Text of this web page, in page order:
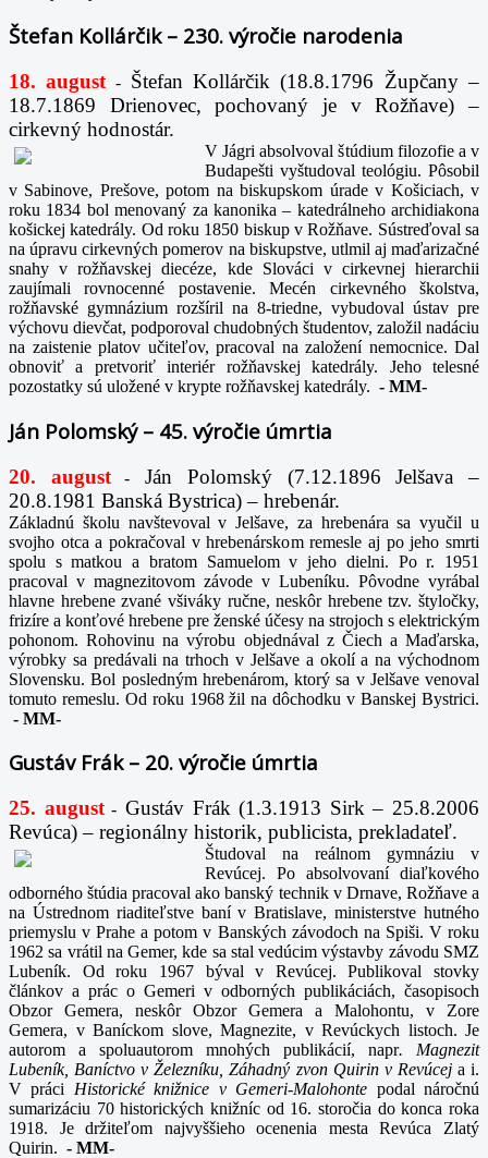
Štefan Kollárčik – 230. výročie narodenia
18. august -
Štefan Kollárčik (18.8.1796 Župčany –
18.7.1869 Drienovec, pochovaný je v Rožňave) –
cirkevný hodnostár.
V Jágri absolvoval štúdium filozofie a v
Budapešti vyštudoval teológiu. Pôsobil
v Sabinove, Prešove, potom na biskupskom úrade v Košiciach, v
roku 1834 bol menovaný za kanonika – katedrálneho archidiakona
košickej katedrály. Od roku 1850 biskup v Rožňave. Sústreďoval sa
na úpravu cirkevných pomerov na biskupstve, utlmil aj maďarizačné
snahy v rožňavskej diecéze, kde Slováci v cirkevnej hierarchii
zaujímali rovnocenné postavenie. Mecén cirkevného školstva,
rožňavské gymnázium rozšíril na 8-triedne, vybudoval ústav pre
výchovu dievčat, podporoval chudobných študentov, založil nadáciu
na zaistenie platov učiteľov, pracoval na založení nemocnice. Dal
obnoviť a pretvoriť interiér rožňavskej katedrály. Jeho telesné
pozostatky sú uložené v krypte rožňavskej katedrály. - MM-
Ján Polomský – 45. výročie úmrtia
20. august-
Ján Polomský (7.12.1896 Jelšava –
20.8.1981 Banská Bystrica) – hrebenár.
Základnú školu navštevoval v Jelšave, za hrebenára sa vyučil u
svojho otca a pokračoval v hrebenárskom remesle aj po jeho smrti
spolu s matkou a bratom Samuelom v jeho dielni. Po r. 1951
pracoval v magnezitovom závode v Lubeníku. Pôvodne vyrábal
hlavne hrebene zvané všiváky ručne, neskôr hrebene tzv. štyločky,
frizíre a konťové hrebene pre ženské účesy na strojoch s elektrickým
pohonom. Rohovinu na výrobu objednával z Čiech a Maďarska,
výrobky sa predávali na trhoch v Jelšave a okolí a na východnom
Slovensku. Bol posledným hrebenárom, ktorý sa v Jelšave venoval
tomuto remeslu. Od roku 1968 žil na dôchodku v Banskej Bystrici.
- MM-
Gustáv Frák – 20. výročie úmrtia
25. august- Gustáv Frák (1.3.1913 Sirk – 25.8.2006
Revúca) – regionálny historik, publicista, prekladateľ.
Študoval na reálnom gymnáziu v
Revúcej. Po absolvovaní diaľkového
odborného štúdia pracoval ako banský technik v Drnave, Rožňave a
na Ústrednom riaditeľstve baní v Bratislave, ministerstve hutného
priemyslu v Prahe a potom v Banských závodoch na Spiši. V roku
1962 sa vrátil na Gemer, kde sa stal vedúcim výstavby závodu SMZ
Lubeník. Od roku 1967 býval v Revúcej. Publikoval stovky
článkov a prác o Gemeri v odborných publikáciách, časopisoch
Obzor Gemera, neskôr Obzor Gemera a Malohontu, v Zore
Gemera, v Baníckom slove, Magnezite, v Revúckych listoch. Je
autorom a spoluautorom mnohých publikácií, napr. Magnezit
Lubeník, Baníctvo v Železníku, Záhadný zvon Quirin v Revúcej a i.
V práci Historické knižnice v Gemeri-Malohonte podal náročnú
sumarizáciu 70 historických knižníc od 16. storočia do konca roka
1918. Je držiteľom najvyššieho ocenenia mesta Revúca Zlatý
Quirin. - MM-